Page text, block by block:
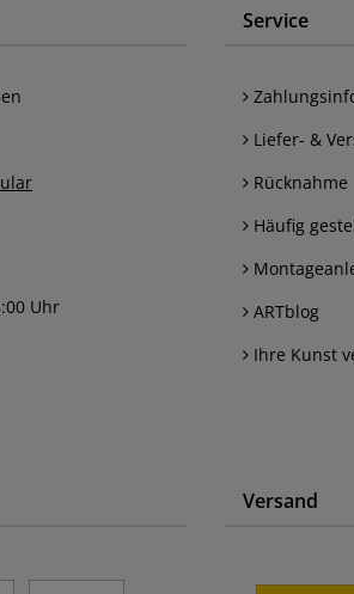
Uhr
Service
Liefer- &
Rücknahme
Häufig
ARTblog
Ihre Kunst
Versand